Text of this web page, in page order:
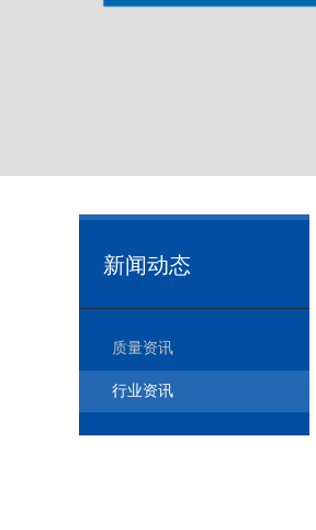
新闻动态
质量资讯
行业资讯